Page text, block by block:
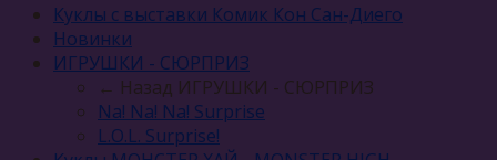
Куклы с выставки Комик Кон Сан-Диего
Новинки
ИГРУШКИ - СЮРПРИЗ
← Назад ИГРУШКИ - СЮРПРИЗ
Na! Na! Na! Surprise
L.O.L. Surprise!